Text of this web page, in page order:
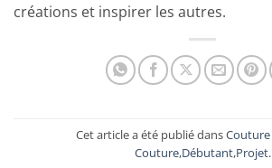
créations et inspirer les autres.
Cet article a été publié dansCouture
Couture,Débutant,Projet.